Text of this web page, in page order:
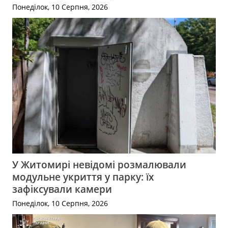
Понеділок, 10 Серпня, 2026
У Житомирі невідомі розмалювали
модульне укриття у парку: їх
зафіксували камери
Понеділок, 10 Серпня, 2026